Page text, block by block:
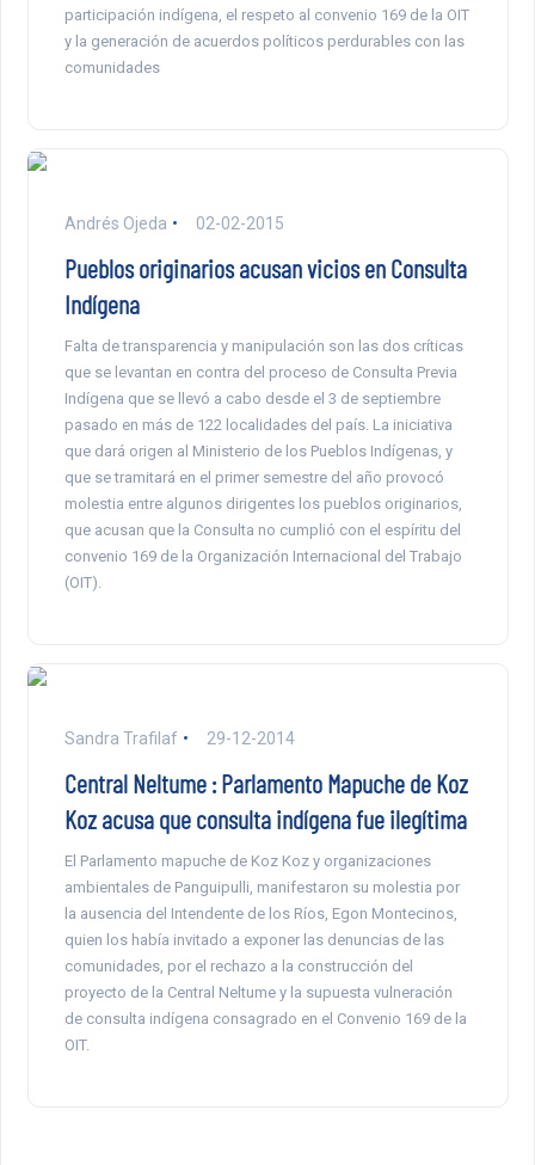
participación indígena, el respeto al convenio 169 de la OIT
y la generación de acuerdos políticos perdurables con las
comunidades
Andrés Ojeda 02-02-2015
Pueblos originarios acusan vicios en Consulta
Indígena
Falta de transparencia y manipulación son las dos críticas
que se levantan en contra del proceso de Consulta Previa
Indígena que se llevó a cabo desde el 3 de septiembre
pasado en más de 122 localidades del país. La iniciativa
que dará origen al Ministerio de los Pueblos Indígenas, y
que se tramitará en el primer semestre del año provocó
molestia entre algunos dirigentes los pueblos originarios,
que acusan que la Consulta no cumplió con el espíritu del
convenio 169 de la Organización Internacional del Trabajo
(OIT).
Sandra Trafilaf 29-12-2014
Central Neltume : Parlamento Mapuche de Koz
Koz acusa que consulta indígena fue ilegítima
El Parlamento mapuche de Koz Koz y organizaciones
ambientales de Panguipulli, manifestaron su molestia por
la ausencia del Intendente de los Ríos, Egon Montecinos,
quien los había invitado a exponer las denuncias de las
comunidades, por el rechazo a la construcción del
proyecto de la Central Neltume y la supuesta vulneración
de consulta indígena consagrado en el Convenio 169 de la
OIT.